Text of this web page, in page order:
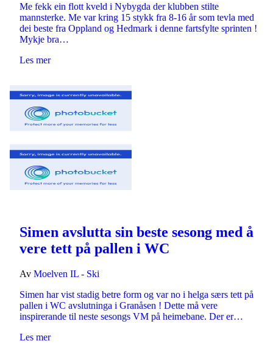
Me fekk ein flott kveld i Nybygda der klubben stilte
mannsterke. Me var kring 15 stykk fra 8-16 år som tevla med
dei beste fra Oppland og Hedmark i denne fartsfylte sprinten !
Mykje bra…
Les mer
Simen avslutta sin beste sesong med å
vere tett på pallen i WC
Av Moelven IL - Ski
Simen har vist stadig betre form og var no i helga særs tett på
pallen i WC avslutninga i Granåsen ! Dette må vere
inspirerande til neste sesongs VM på heimebane. Der er…
Les mer